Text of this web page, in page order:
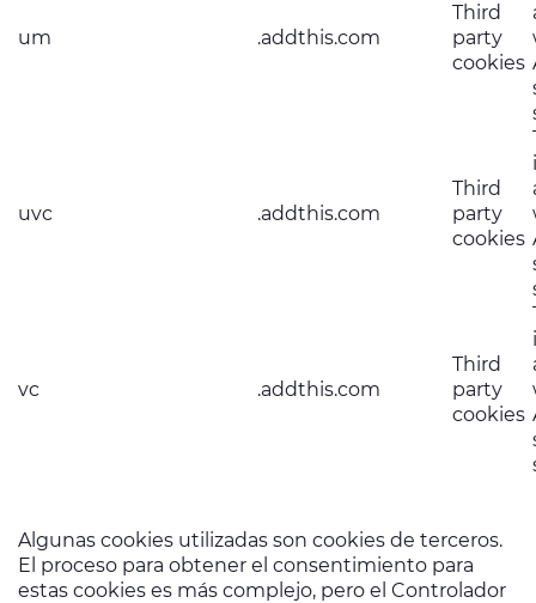
um .addthis.com
Third
party
cookies
uvc .addthis.com
Third
party
cookies
vc .addthis.com
Third
party
cookies
Algunas cookies utilizadas son cookies de terceros.
El proceso para obtener el consentimiento para
estas cookies es más complejo, pero el Controlador